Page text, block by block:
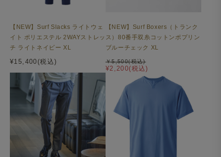
【NEW】Surf Slacks ライトウェ
イト ポリエステル 2WAYストレッ
チ ライトネイビー XL
¥15,400(税込)
【NEW】Surf Boxers（トランク
ス）80番手双糸コットンポプリン
ブルーチェック XL
¥2,200(税込)
￥5,500(税込)